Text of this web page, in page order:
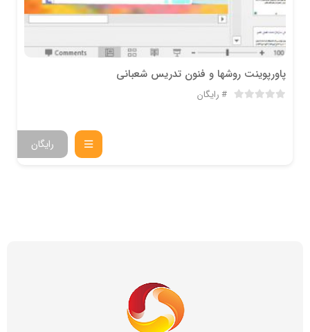
پاورپوینت روشها و فنون تدریس شعبانی
رایگان
رایگان